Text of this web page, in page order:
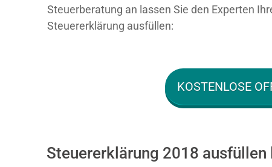
Steuerberatung an lassen Sie den Experten
Steuererklärung ausfüllen:
KOSTENLOSE
Steuererklärung 2018 ausfüllen